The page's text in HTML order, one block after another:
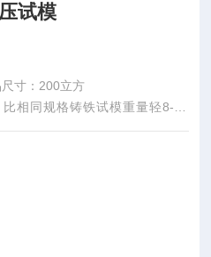
试模
寸：200立方
相同规格铸铁试模重量轻8-10